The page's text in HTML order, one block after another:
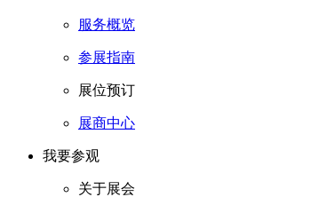
服务概览
参展指南
展位预订
展商中心
我要参观
关于展会